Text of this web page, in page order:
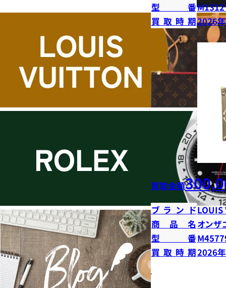
型番
買取時期2026
買取金額
ブランドLOUIS
商品名 オンザ
型番
買取時期2026